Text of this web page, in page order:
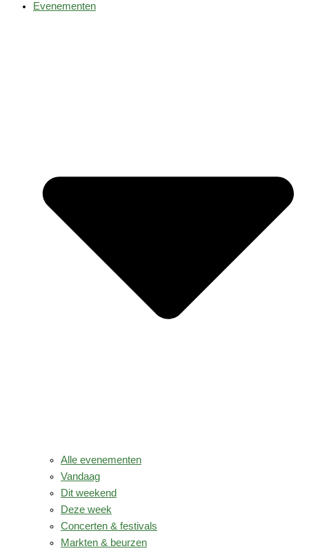
Evenementen
Alle evenementen
Vandaag
Dit weekend
Deze week
Concerten & festivals
Markten & beurzen